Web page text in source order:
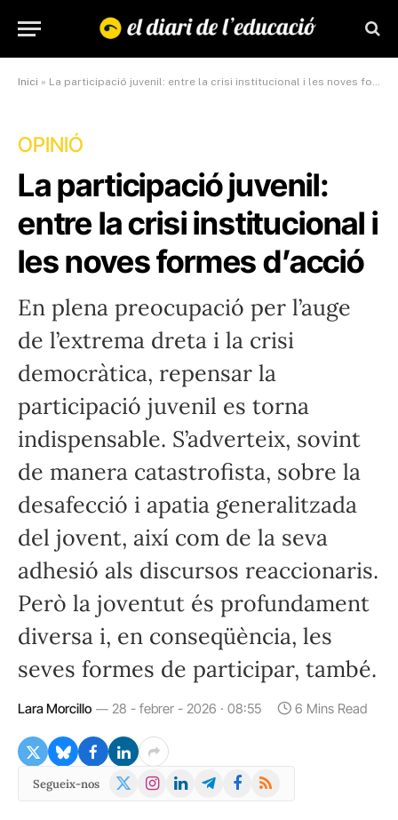
Inici » La participació juvenil: entre la crisi institucional i les noves formes d’acció
OPINIÓ
La participació juvenil:
entre la crisi institucional i
les noves formes d’acció
En plena preocupació per l’auge
de l’extrema dreta i la crisi
democràtica, repensar la
participació juvenil es torna
indispensable. S’adverteix, sovint
de manera catastrofista, sobre la
desafecció i apatia generalitzada
del jovent, així com de la seva
adhesió als discursos reaccionaris.
Però la joventut és profundament
diversa i, en conseqüència, les
seves formes de participar, també.
Lara Morcillo 28 - febrer - 2026 · 08:55 6 Mins Read
Segueix-nos
X
Instagram
LinkedInTelegramFacebook
RSS